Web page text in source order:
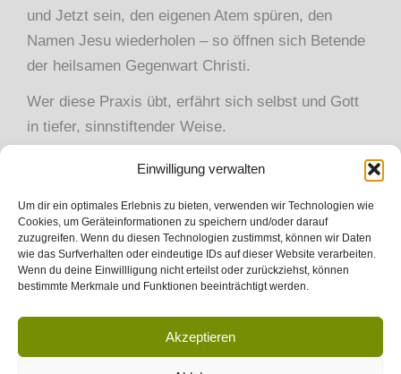
Einwilligung verwalten
Um dir ein optimales Erlebnis zu bieten, verwenden wir Technologien wie
Cookies, um Geräteinformationen zu speichern und/oder darauf
zuzugreifen. Wenn du diesen Technologien zustimmst, können wir Daten
wie das Surfverhalten oder eindeutige IDs auf dieser Website verarbeiten.
Wenn du deine Einwillligung nicht erteilst oder zurückziehst, können
bestimmte Merkmale und Funktionen beeinträchtigt werden.
Akzeptieren
und Jetzt sein, den eigenen Atem spüren, den
Namen Jesu wiederholen – so öffnen sich Betende
der heilsamen Gegenwart Christi.
Wer diese Praxis übt, erfährt sich selbst und Gott
in tiefer, sinnstiftender Weise.
Dieses Angebot ist offen für alle, die christliche
Weitere Infos zu christlicher Meditation /
Kontemplation
auf derWebsite von Kontemplation in Aktion e.V.